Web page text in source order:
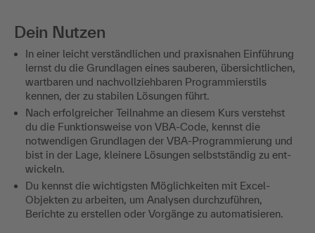
Dein Nutzen
In einer leicht verständ­lichen und praxisnahen Ein­führung
lernst du die Grund­lagen eines sauberen, übersichtlichen,
wartbaren und nachvollziehbaren Program­mierstils
kennen, der zu stabilen Lösungen führt.
Nach erfolgreicher Teilnahme an diesem Kurs verstehst
du die Funktionsweise von VBA-Code, kennst die
notwendigen Grundlagen der VBA-Programmierung und
bist in der Lage, kleinere Lösungen selbstständig zu ent­
wickeln.
Du kennst die wichtigsten Möglichkeiten mit Excel-
Objekten zu arbeiten, um Analysen durchzuführen,
Berichte zu erstellen oder Vorgänge zu automatisieren.